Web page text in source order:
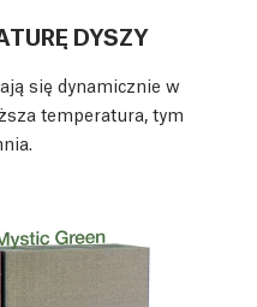
DYSZY
się dynamicznie w
temperatura, tym